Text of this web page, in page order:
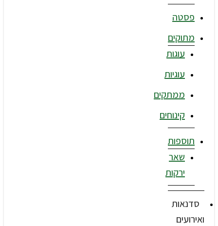
פסטה
מתוקים
עוגות
עוגיות
ממתקים
קינוחים
תוספות
שאר
ירקות
סדנאות
ואירועים